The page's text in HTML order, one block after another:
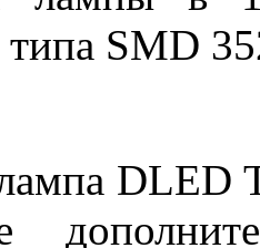
типа SMD
DLED